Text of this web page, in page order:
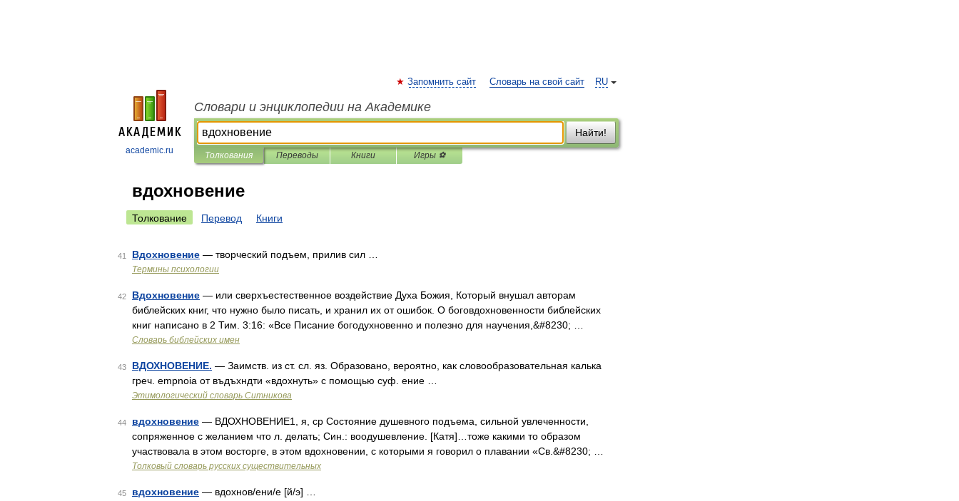
academic.ru
RU
Запомнить сайт Словарь на свой сайт
Словари и энциклопедии на Академике
Найти!
Толкования Переводы Книги Игры ⚽
вдохновение
Толкование Перевод Книги
41 Вдохновение — творческий подъем, прилив сил …
Термины психологии
42 Вдохновение — или сверхъестественное воздействие Духа Божия, Который внушал авторам
библейских книг, что нужно было писать, и хранил их от ошибок. О боговдохновенности библейских
книг написано в 2 Тим. 3:16: «Все Писание богодухновенно и полезно для научения,&#8230; …
Словарь библейских имен
43 ВДОХНОВЕНИЕ. — Заимств. из ст. сл. яз. Образовано, вероятно, как словообразовательная калька
греч. empnoia от въдъхндти «вдохнуть» с помощью суф. ение …
Этимологический словарь Ситникова
44 вдохновение — ВДОХНОВЕНИЕ1, я, ср Состояние душевного подъема, сильной увлеченности,
сопряженное с желанием что л. делать; Син.: воодушевление. [Катя]…тоже какими то образом
участвовала в этом восторге, в этом вдохновении, с которыми я говорил о плавании «Св.&#8230; …
Толковый словарь русских существительных
45 вдохновение — вдохнов/ени/е [й/э] …